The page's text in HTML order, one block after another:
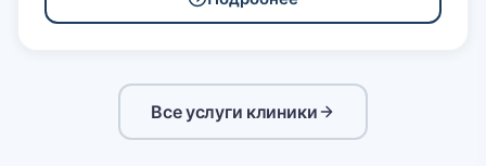
Все услуги клиники